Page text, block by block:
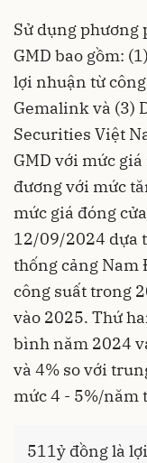
Sử dụng phương
GMD bao gồm:
lợi nhuận từ
Gemalink và (3)
Securities Việt
GMD với mức
đương với mức
mức giá đóng
12/09/2024 dựa
thống cảng Nam
công suất trong
vào 2025. Thứ
bình năm 2024
và 4% so với
mức 4 - 5%/năm
511ỷ đồng là